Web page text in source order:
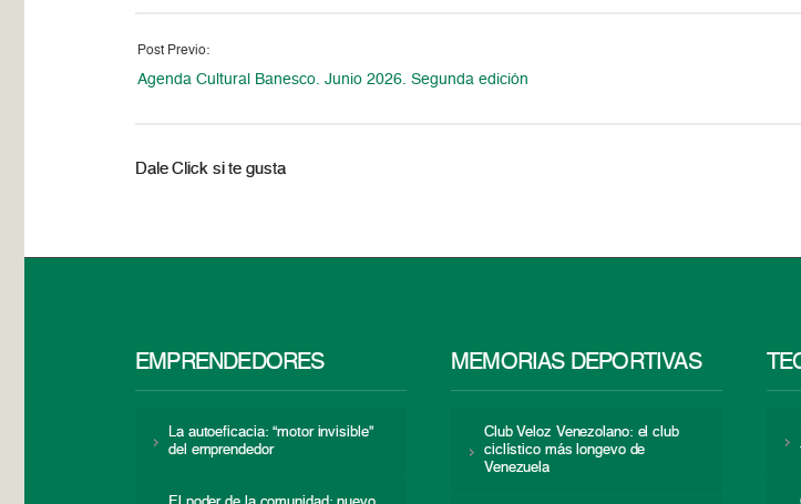
Post Previo:
Agenda Cultural Banesco. Junio 2026. Segunda edición
Dale Click si te gusta
EMPRENDEDORES
La autoeficacia: “motor invisible”
del emprendedor
MEMORIAS DEPORTIVAS
Club Veloz Venezolano: el club
ciclístico más longevo de
Venezuela